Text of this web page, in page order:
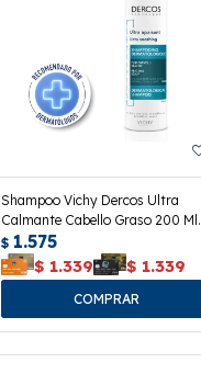
Shampoo Vichy Dercos Ultra
Calmante Cabello Graso 200 Ml.
$ 1.575
$ 1.339 $ 1.339